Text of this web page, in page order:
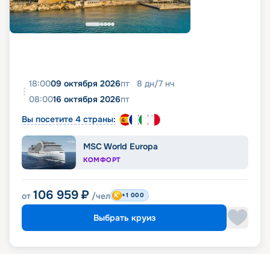
18:0009 октября 2026пт 8 дн/7 нч
08:0016 октября 2026пт
Вы посетите 4 страны:
MSC World Europa
КОМФОРТ
от 106 959 ₽ /чел +1 000
Выбрать круиз